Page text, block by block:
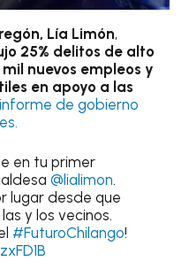
Lía Limón,
25% delitos de alto
nuevos empleos y
en apoyo a las
de gobierno
en tu primer
@lialimon.
lugar desde que
y los vecinos.
#FuturoChilango!